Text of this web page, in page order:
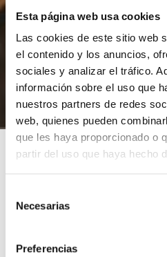
Esta página web usa cookies
Las cookies de este sitio web
el contenido y los anuncios,
sociales y analizar el tráfico.
información sobre el uso que
nuestros partners de redes
web, quienes pueden
que les haya proporcionado o
partir del uso que haya hecho
Necesarias
Preferencias
podrá consultar nuestra
siguiente ENLACEPOLÍTICA
DATOS